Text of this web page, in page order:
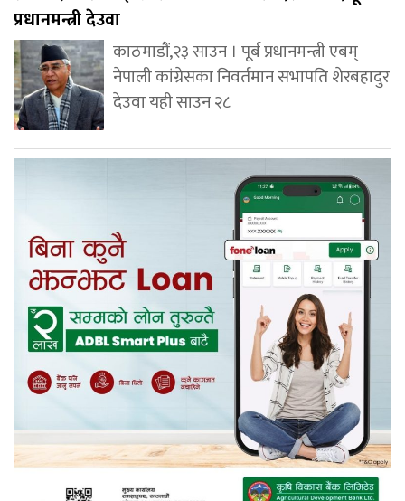
प्रधानमन्त्री देउवा
काठमाडौं,२३ साउन । पूर्ब प्रधानमन्त्री एबम्
नेपाली कांग्रेसका निवर्तमान सभापति शेरबहादुर
देउवा यही साउन २८